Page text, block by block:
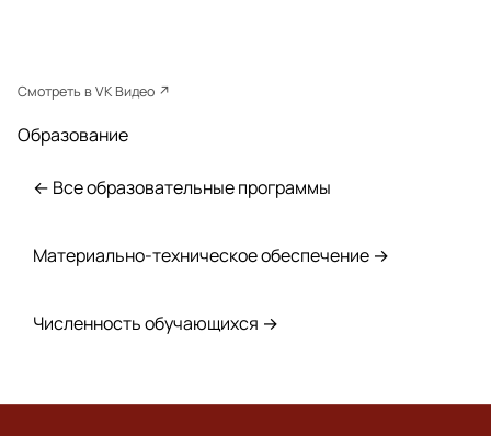
Смотреть в VK Видео ↗
Образование
← Все образовательные программы
Материально-техническое обеспечение →
Численность обучающихся →